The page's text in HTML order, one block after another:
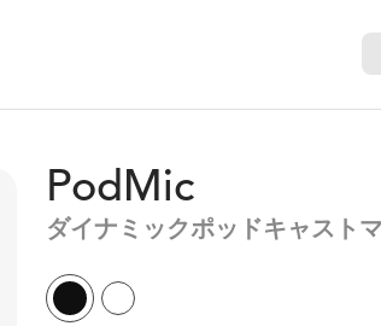
PodMic
ダイナミックポッドキャスト